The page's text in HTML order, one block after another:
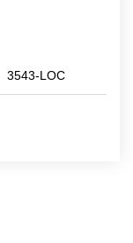
3543-LOC